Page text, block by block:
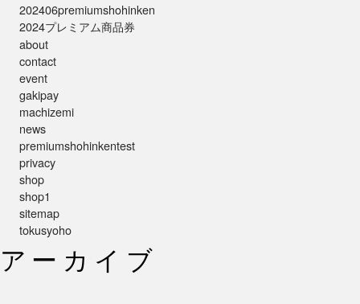
202406premiumshohinken
2024プレミアム商品券
about
contact
event
gakipay
machizemi
news
premiumshohinkentest
privacy
shop
shop1
sitemap
tokusyoho
アーカイブ